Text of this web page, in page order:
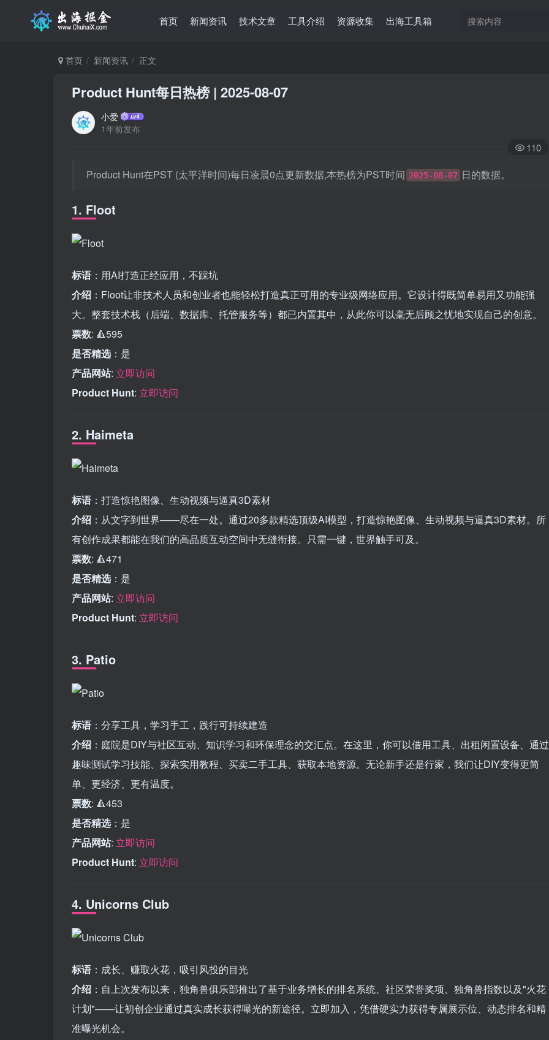
首页 新闻资讯 技术文章 工具介绍 资源收集 出海工具箱
首页 新闻资讯 正文
Product Hunt每日热榜 | 2025-08-07
小爱
1年前发布
110
Product Hunt在PST (太平洋时间)每日凌晨0点更新数据,本热榜为PST时间 2025-08-07 日的数据。
1. Floot
标语 ：用AI打造正经应用，不踩坑
介绍 ：Floot让非技术人员和创业者也能轻松打造真正可用的专业级网络应用。它设计得既简单易用又功能强
大。整套技术栈（后端、数据库、托管服务等）都已内置其中，从此你可以毫无后顾之忧地实现自己的创意。
票数: 🔺595
是否精选：是
产品网站: 立即访问
Product Hunt: 立即访问
2. Haimeta
标语 ：打造惊艳图像、生动视频与逼真3D素材
介绍 ：从文字到世界——尽在一处。通过20多款精选顶级AI模型，打造惊艳图像、生动视频与逼真3D素材。所
有创作成果都能在我们的高品质互动空间中无缝衔接。只需一键，世界触手可及。
票数: 🔺471
是否精选：是
产品网站: 立即访问
Product Hunt: 立即访问
3. Patio
标语 ：分享工具，学习手工，践行可持续建造
介绍 ：庭院是DIY与社区互动、知识学习和环保理念的交汇点。在这里，你可以借用工具、出租闲置设备、通过
趣味测试学习技能、探索实用教程、买卖二手工具、获取本地资源。无论新手还是行家，我们让DIY变得更简
单、更经济、更有温度。
票数: 🔺453
是否精选：是
产品网站: 立即访问
Product Hunt: 立即访问
4. Unicorns Club
标语 ：成长、赚取火花，吸引风投的目光
介绍 ：自上次发布以来，独角兽俱乐部推出了基于业务增长的排名系统、社区荣誉奖项、独角兽指数以及"火花
计划"——让初创企业通过真实成长获得曝光的新途径。立即加入，凭借硬实力获得专属展示位、动态排名和精
准曝光机会。